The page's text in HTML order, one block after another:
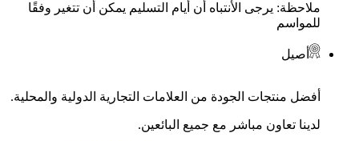
ملاحظة: يرجى الأنتباه أن أيام التسليم يمكن أن تتغير وفقًا
للمواسم
أصيل
أفضل منتجات الجودة من العلامات التجارية الدولية والمحلية.
لدينا تعاون مباشر مع جميع البائعين.